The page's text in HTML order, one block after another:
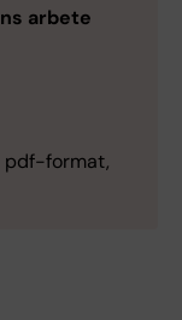
arbete
pdf-format,